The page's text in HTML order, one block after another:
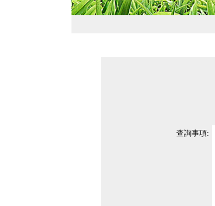
查詢事項: